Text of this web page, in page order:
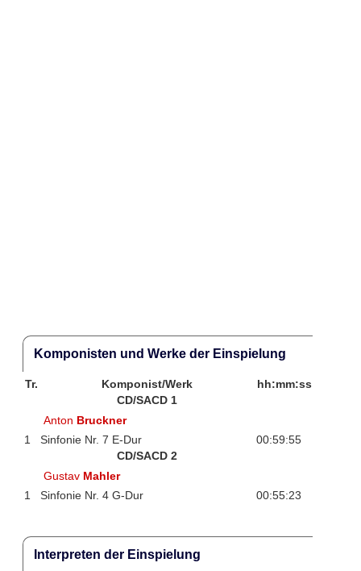
Komponisten und Werke der Einspielung
Tr. Komponist/Werk
hh:mm:ss
CD/SACD 1
Anton Bruckner
1
Sinfonie Nr. 7 E-Dur
00:59:55
CD/SACD 2
Gustav Mahler
1
Sinfonie Nr. 4 G-Dur 00:55:23
Interpreten der Einspielung